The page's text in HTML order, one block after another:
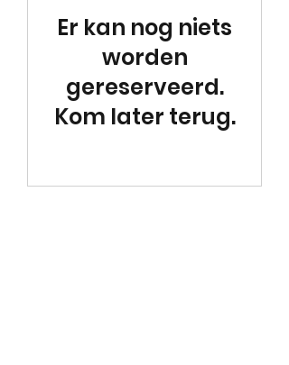
Er kan nog niets
worden
gereserveerd.
Kom later terug.